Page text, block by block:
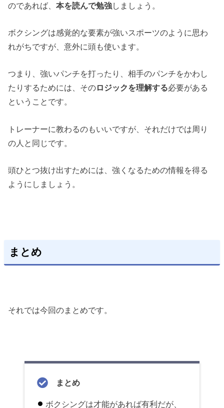
のであれば、本を読んで勉強しましょう。
ボクシングは感覚的な要素が強いスポーツのように思わ
れがちですが、意外に頭も使います。
つまり、強いパンチを打ったり、相手のパンチをかわし
たりするためには、そのロジックを理解する必要がある
ということです。
トレーナーに教わるのもいいですが、それだけでは周り
の人と同じです。
頭ひとつ抜け出すためには、強くなるための情報を得る
ようにしましょう。
まとめ
それでは今回のまとめです。
まとめ
ボクシングは才能があれば有利だが、